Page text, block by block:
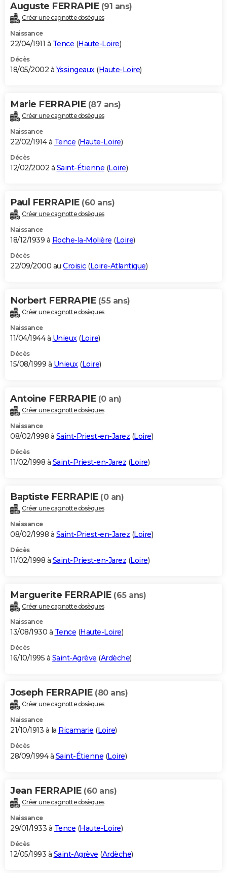
Auguste FERRAPIE (91 ans)
Créer une cagnotte obsèques
Naissance
22/04/1911 à Tence (Haute-Loire)
Décès
18/05/2002 à Yssingeaux(Haute-Loire)
Marie FERRAPIE (87 ans)
Créer une cagnotte obsèques
Naissance
22/02/1914 à Tence (Haute-Loire)
Décès
12/02/2002 à Saint-Étienne (Loire)
Paul FERRAPIE (60 ans)
Créer une cagnotte obsèques
Naissance
18/12/1939 à Roche-la-Molière (Loire)
Décès
22/09/2000 au Croisic(Loire-Atlantique)
Norbert FERRAPIE (55 ans)
Créer une cagnotte obsèques
Naissance
11/04/1944 à Unieux(Loire)
Décès
15/08/1999 à Unieux(Loire)
Antoine FERRAPIE (0 an)
Créer une cagnotte obsèques
Naissance
08/02/1998 à Saint-Priest-en-Jarez (Loire)
Décès
11/02/1998 à Saint-Priest-en-Jarez (Loire)
Baptiste FERRAPIE (0 an)
Créer une cagnotte obsèques
Naissance
08/02/1998 à Saint-Priest-en-Jarez (Loire)
Décès
11/02/1998 à Saint-Priest-en-Jarez (Loire)
Marguerite FERRAPIE (65 ans)
Créer une cagnotte obsèques
Naissance
13/08/1930 à Tence (Haute-Loire)
Décès
16/10/1995 à Saint-Agrève (Ardèche)
Joseph FERRAPIE (80 ans)
Créer une cagnotte obsèques
Naissance
21/10/1913 à la Ricamarie (Loire)
Décès
28/09/1994 à Saint-Étienne (Loire)
Jean FERRAPIE (60 ans)
Créer une cagnotte obsèques
Naissance
29/01/1933 à Tence (Haute-Loire)
Décès
12/05/1993 à Saint-Agrève (Ardèche)